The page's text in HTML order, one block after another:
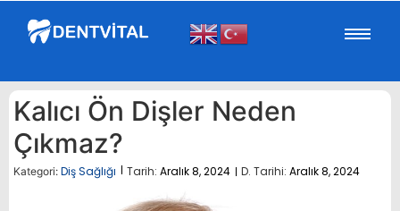
Kalıcı Ön Dişler Neden
Çıkmaz?
Kategori: Diş Sağlığı Tarih: Aralık 8, 2024 D. Tarihi: Aralık 8, 2024